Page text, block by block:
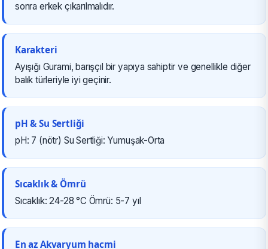
sonra erkek çıkarılmalıdır.
Karakteri
Ayışığı Gurami, barışçıl bir yapıya sahiptir ve genellikle diğer
balık türleriyle iyi geçinir.
pH & Su Sertliği
pH: 7 (nötr) Su Sertliği: Yumuşak-Orta
Sıcaklık & Ömrü
Sıcaklık: 24-28 °C Ömrü: 5-7 yıl
En az Akvaryum hacmi